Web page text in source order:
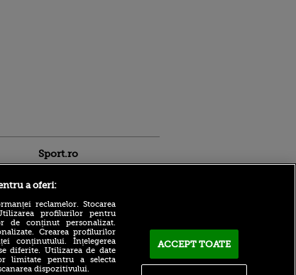
Sport.ro
Mină de aur la Dinamo: „Va
a oferi:
reclamelor. Stocarea
profilurilor pentru
de conținut personalizat.
Crearea profilurilor
conținutului. Înțelegerea
diferite. Utilizarea de date
limitate pentru a selecta
dispozitivului.
ACCEPT TOATE